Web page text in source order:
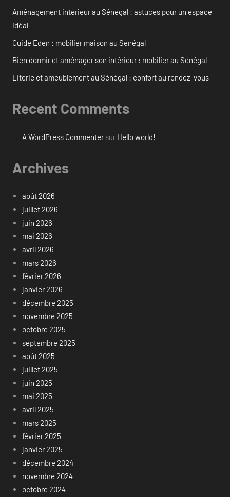
Aménagement intérieur au Sénégal : astuces pour un espace
idéal
Guide Eden : mobilier maison au Sénégal
Bien dormir et aménager son intérieur : mobilier au Sénégal
Literie et ameublement au Sénégal : confort au rendez-vous
Recent Comments
A WordPress Commentersur Hello world!
Archives
août 2026
juillet 2026
juin 2026
mai 2026
avril 2026
mars 2026
février 2026
janvier 2026
décembre 2025
novembre 2025
octobre 2025
septembre 2025
août 2025
juillet 2025
juin 2025
mai 2025
avril 2025
mars 2025
février 2025
janvier 2025
décembre 2024
novembre 2024
octobre 2024